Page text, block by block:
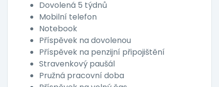
Dovolená 5 týdnů
Mobilní telefon
Notebook
Příspěvek na dovolenou
Příspěvek na penzijní připojištění
Stravenkový paušál
Pružná pracovní doba